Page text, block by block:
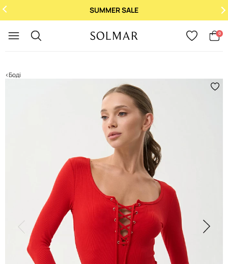
SUMMER SALE
0
Боді